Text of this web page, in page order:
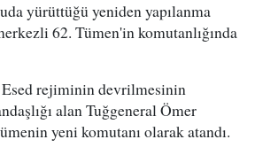
yürüttüğü yeniden yapılanma
62. Tümen'in komutanlığında
rejiminin devrilmesinin
alan Tuğgeneral Ömer
yeni komutanı olarak atandı.